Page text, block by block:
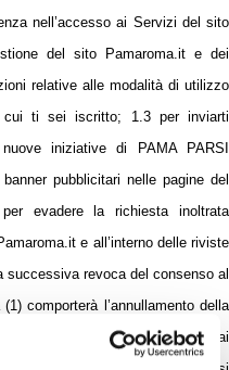
nell’accesso ai Servizi del sito
del sito Pamaroma.it e dei
relative alle modalità di utilizzo
ti sei iscritto; 1.3 per inviarti
iniziative di PAMA PARSI
pubblicitari nelle pagine del
evadere la richiesta inoltrata
e all’interno delle riviste
revoca del consenso al
comporterà l’annullamento della
dell’iscrizione al sito e ai